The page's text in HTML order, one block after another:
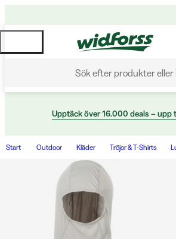
Sök efter produkter eller
Upptäck över 16.000 deals – upp
Start Outdoor Kläder Tröjor & T-Shirts